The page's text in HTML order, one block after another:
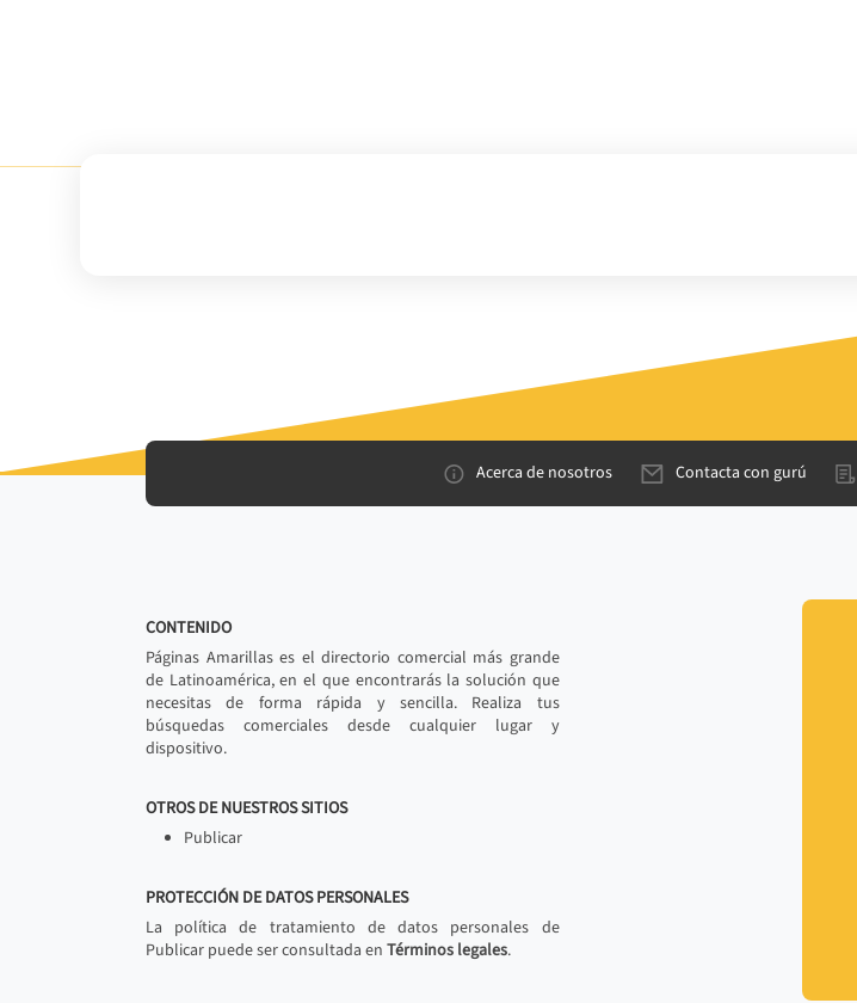
Acerca de nosotros Contacta con gurú
CONTENIDO
Páginas Amarillas es el directorio comercial más grande
de Latinoamérica, en el que encontrarás la solución que
necesitas de forma rápida y sencilla. Realiza tus
búsquedas comerciales desde cualquier lugar y
dispositivo.
OTROS DE NUESTROS SITIOS
Publicar
PROTECCIÓN DE DATOS PERSONALES
La política de tratamiento de datos personales de
Publicar puede ser consultada en Términos legales.